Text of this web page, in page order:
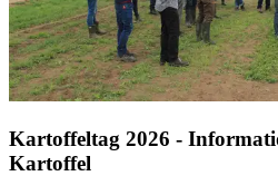
Kartoffeltag 2026 -
Kartoffel